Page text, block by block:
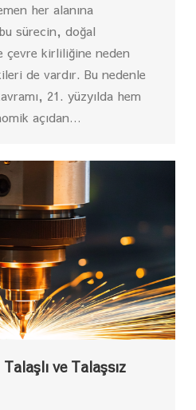
her alanına
sürecin, doğal
çevre kirliliğine neden
de vardır. Bu nedenle
21. yüzyılda hem
açıdan…
ve Talaşsız